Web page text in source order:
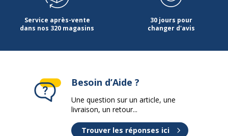
Service après-vente
dans nos 320 magasins
30 jours pour
changer d'avis
Besoin d’Aide ?
Une question sur un article, une
livraison, un retour...
Trouver les réponses ici